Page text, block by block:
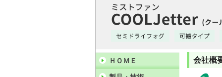
会社概
ＨＯＭＥ